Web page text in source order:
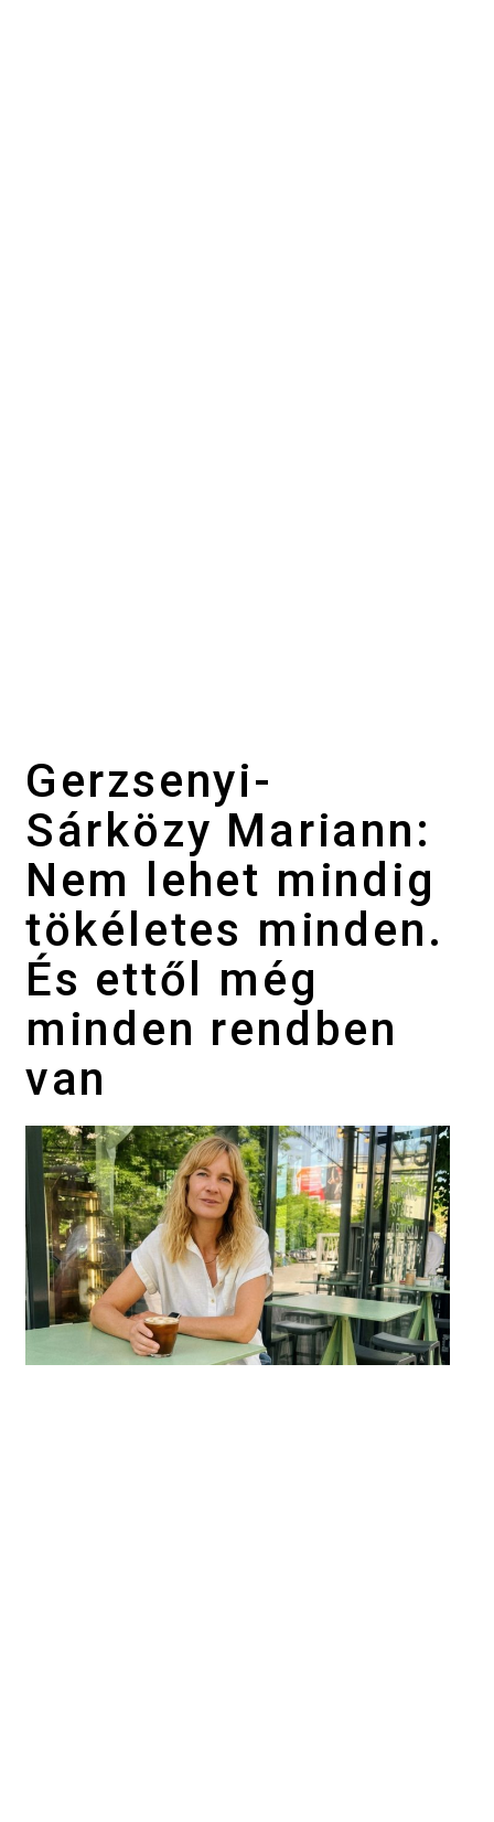
Gerzsenyi-
Sárközy Mariann:
Nem lehet mindig
tökéletes minden.
És ettől még
minden rendben
van